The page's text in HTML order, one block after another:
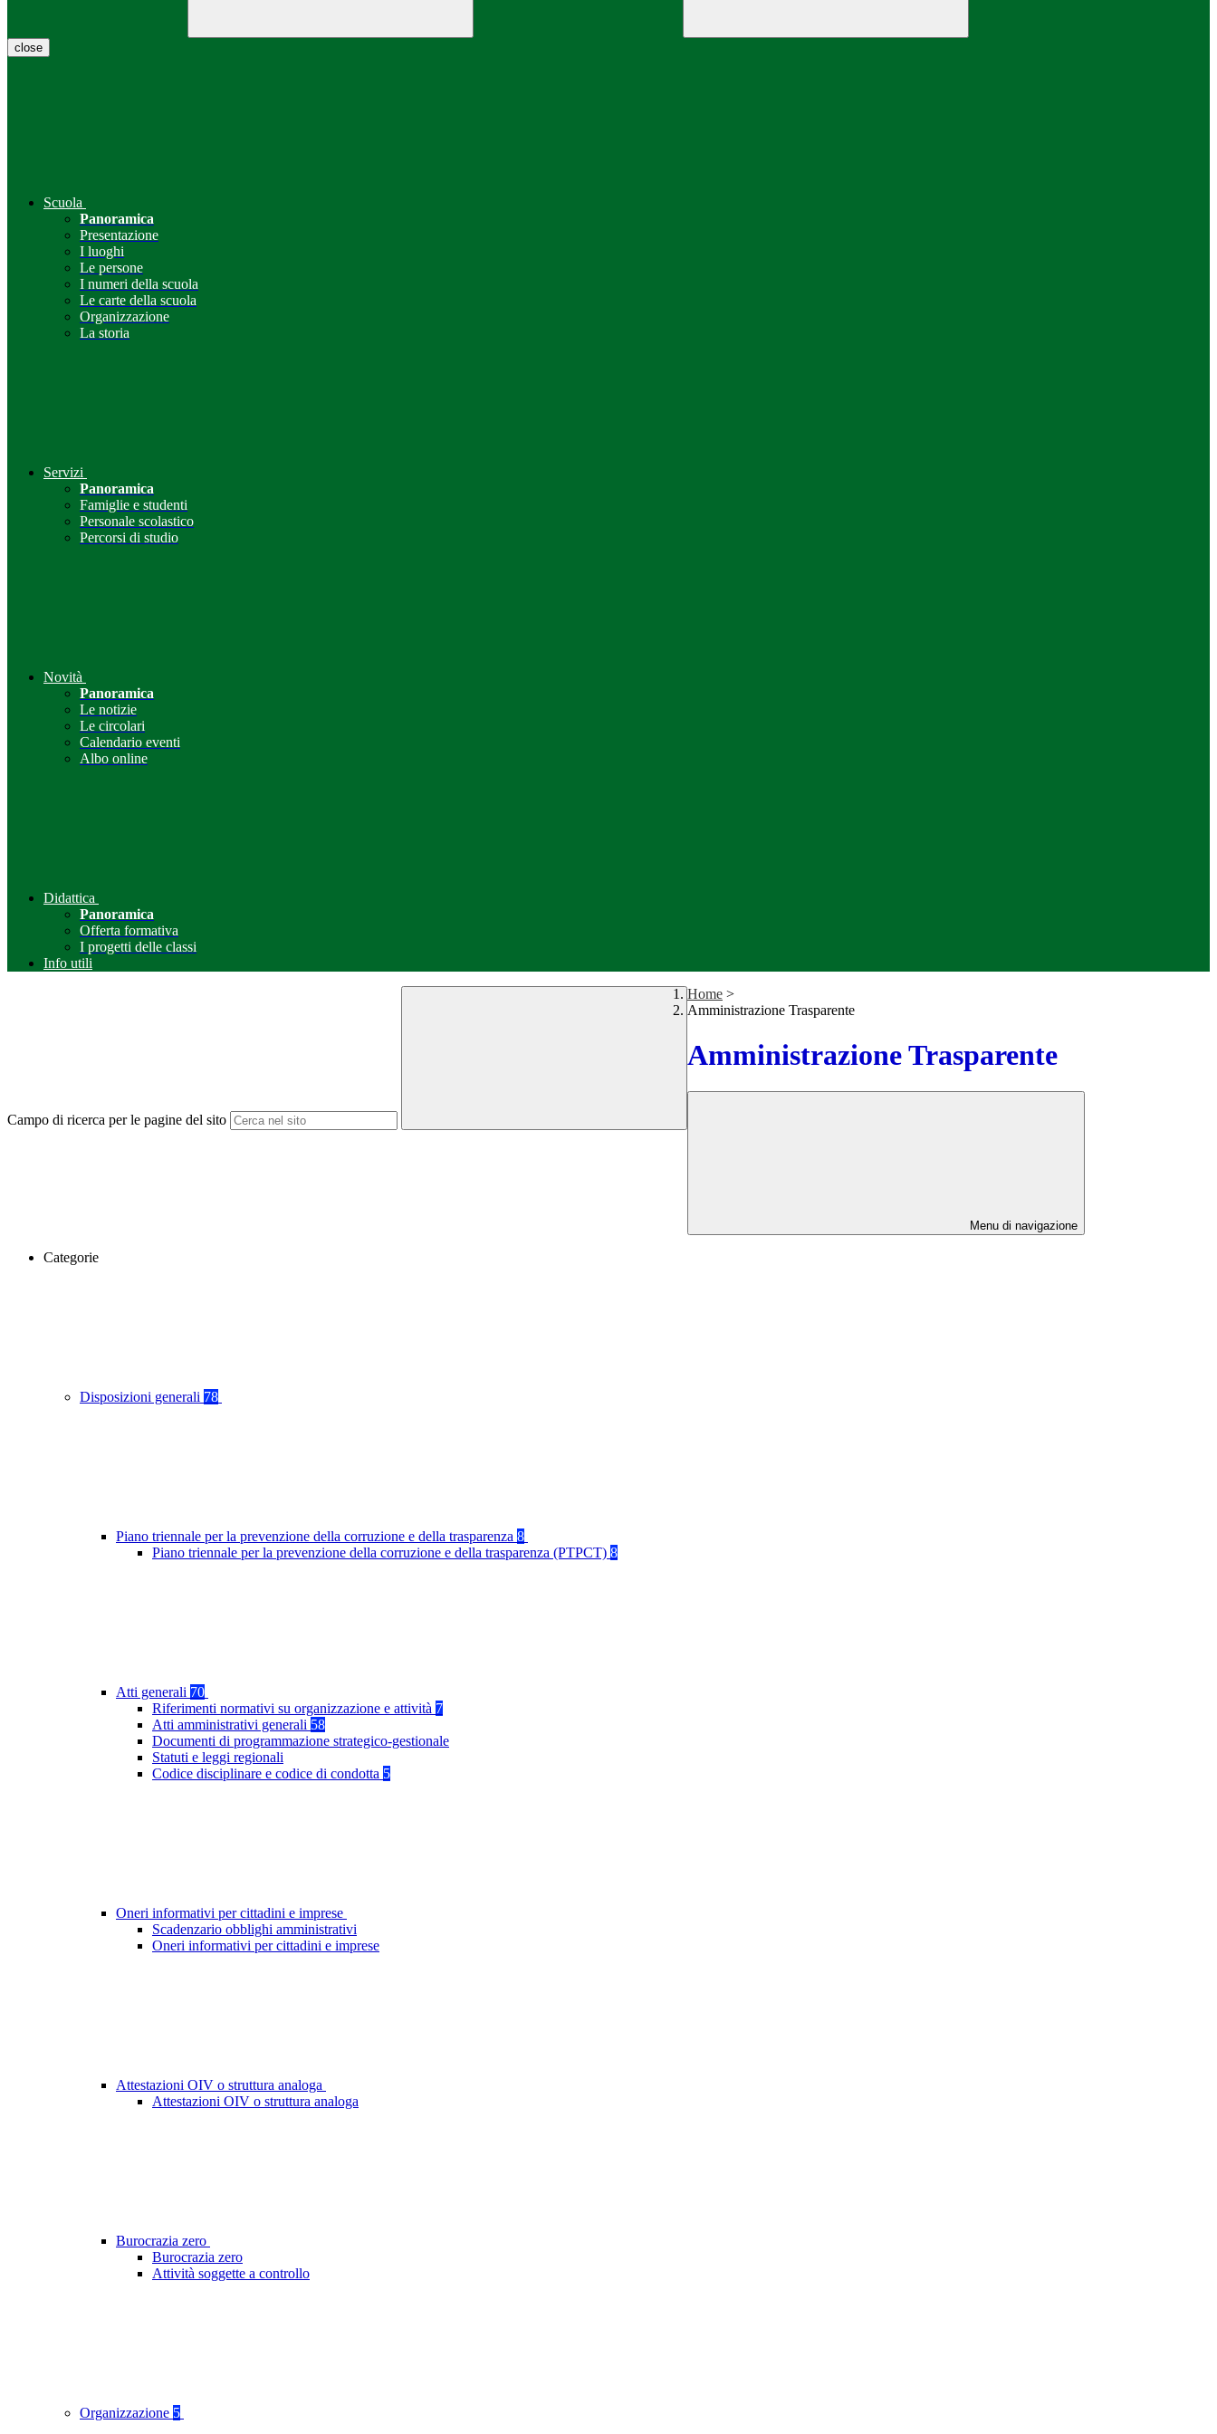
close
Scuola
Panoramica
Presentazione
I luoghi
Le persone
I numeri della scuola
Le carte della scuola
Organizzazione
La storia
Servizi
Panoramica
Famiglie e studenti
Personale scolastico
Percorsi di studio
Novità
Panoramica
Le notizie
Le circolari
Calendario eventi
Albo online
Didattica
Panoramica
Offerta formativa
I progetti delle classi
Info utili
Campo di ricerca per le pagine del sito
Home >
Amministrazione Trasparente
Amministrazione Trasparente
Menu di navigazione
Categorie
Disposizioni generali 78
Piano triennale per la prevenzione della corruzione e della trasparenza 8
Piano triennale per la prevenzione della corruzione e della trasparenza (PTPCT) 8
Atti generali 70
Riferimenti normativi su organizzazione e attività 7
Atti amministrativi generali 58
Documenti di programmazione strategico-gestionale
Statuti e leggi regionali
Codice disciplinare e codice di condotta 5
Oneri informativi per cittadini e imprese
Scadenzario obblighi amministrativi
Oneri informativi per cittadini e imprese
Attestazioni OIV o struttura analoga
Attestazioni OIV o struttura analoga
Burocrazia zero
Burocrazia zero
Attività soggette a controllo
Organizzazione 5